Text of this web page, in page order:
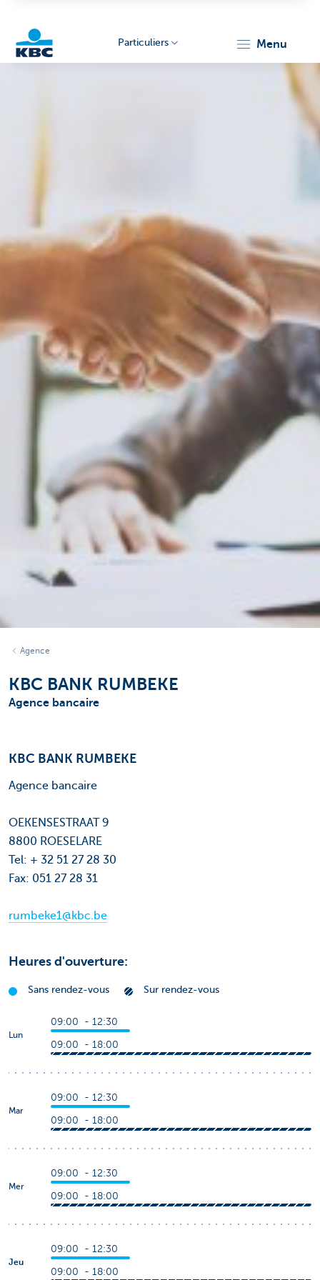
Particuliers menu
Agence
KBC BANK RUMBEKE
Agence bancaire
KBC BANK RUMBEKE
Agence bancaire
OEKENSESTRAAT 9
8800 ROESELARE
Tel: + 32 51 27 28 30
Fax: 051 27 28 31
rumbeke1@kbc.be
Heures d'ouverture:
Sans rendez-vous Sur rendez-vous
Lun
09:00 - 12:30
09:00 - 18:00
Mar
09:00 - 12:30
09:00 - 18:00
Mer
09:00 - 12:30
09:00 - 18:00
Jeu
09:00 - 12:30
09:00 - 18:00